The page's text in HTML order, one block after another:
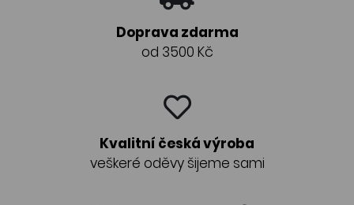
Doprava zdarma
od 3500 Kč
Kvalitní česká výroba
veškeré oděvy šijeme sami